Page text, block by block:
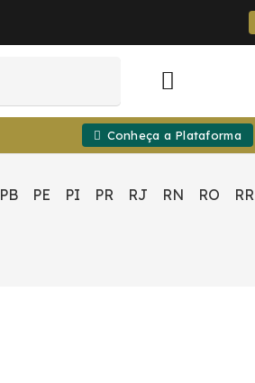
Conheça a Plataforma
PB PE PI PR RJ RN RO RR